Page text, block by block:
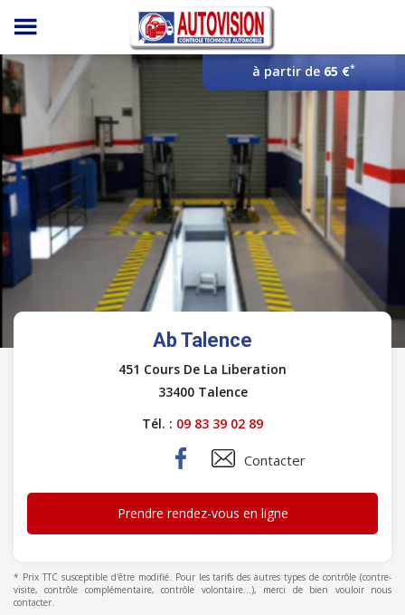
Panneau de gestion des cookies
à partir de 65 €*
Ab Talence
451 Cours De La Liberation
33400 Talence
Tél. : 09 83 39 02 89
Contacter
Prendre rendez-vous en ligne
* Prix TTC susceptible d'être modifié. Pour les tarifs des autres types de contrôle (contre-
visite, contrôle complémentaire, contrôle volontaire...), merci de bien vouloir nous
contacter.